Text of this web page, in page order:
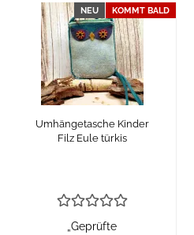
NEU KOMMT BALD
Umhängetasche Kinder
Filz Eule türkis
„Geprüfte